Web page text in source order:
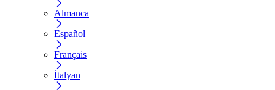
Almanca
Español
Français
İtalyan